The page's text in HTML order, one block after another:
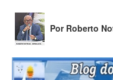
Por Roberto